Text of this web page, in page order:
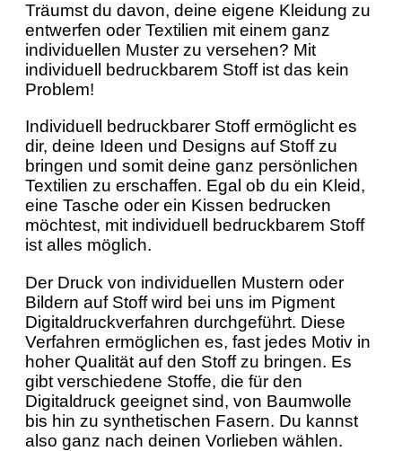
Träumst du davon, deine eigene Kleidung zu
entwerfen oder Textilien mit einem ganz
individuellen Muster zu versehen? Mit
individuell bedruckbarem Stoff ist das kein
Problem!
Individuell bedruckbarer Stoff ermöglicht es
dir, deine Ideen und Designs auf Stoff zu
bringen und somit deine ganz persönlichen
Textilien zu erschaffen. Egal ob du ein Kleid,
eine Tasche oder ein Kissen bedrucken
möchtest, mit individuell bedruckbarem Stoff
ist alles möglich.
Der Druck von individuellen Mustern oder
Bildern auf Stoff wird bei uns im Pigment
Digitaldruckverfahren durchgeführt. Diese
Verfahren ermöglichen es, fast jedes Motiv in
hoher Qualität auf den Stoff zu bringen. Es
gibt verschiedene Stoffe, die für den
Digitaldruck geeignet sind, von Baumwolle
bis hin zu synthetischen Fasern. Du kannst
also ganz nach deinen Vorlieben wählen.